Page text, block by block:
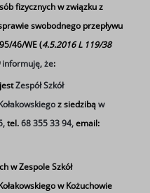
w Piątce
fizycznych w związku z
swobodnego przepływu
46/WE (4.5.2016 L 119/38
informuję, że:
Zespół Szkół
z siedzibąw
tel.68 355 33 94,email:
w Zespole Szkół
w Kożuchowie